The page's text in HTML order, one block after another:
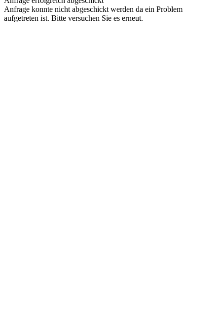
Anfrage konnte nicht abgeschickt werden da ein Problem
aufgetreten ist. Bitte versuchen Sie es erneut.